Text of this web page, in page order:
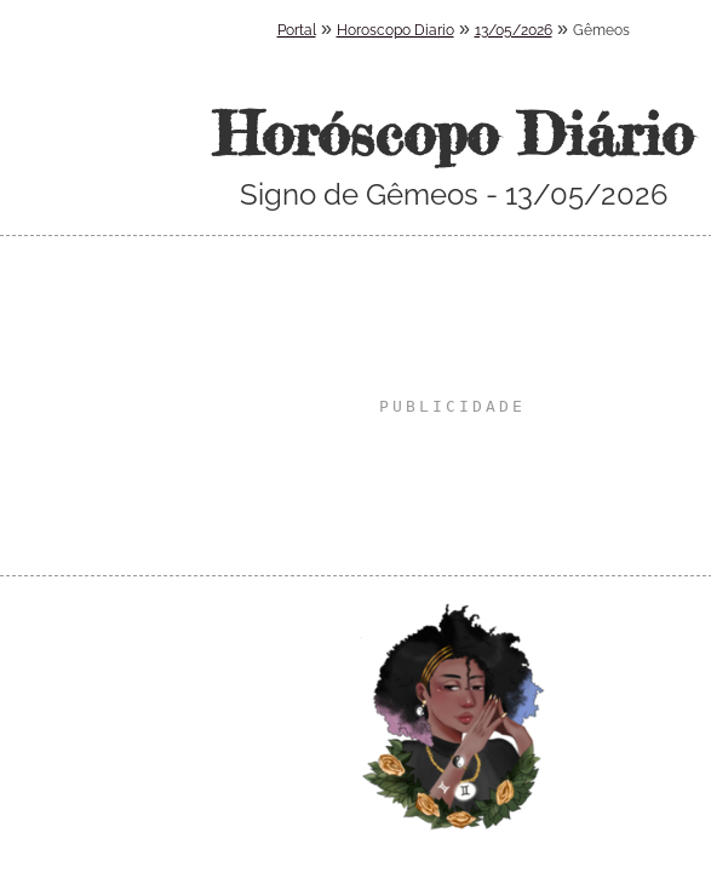
Portal » Horoscopo Diario» 13/05/2026» Gêmeos
Horóscopo Diário
Signo de Gêmeos - 13/05/2026